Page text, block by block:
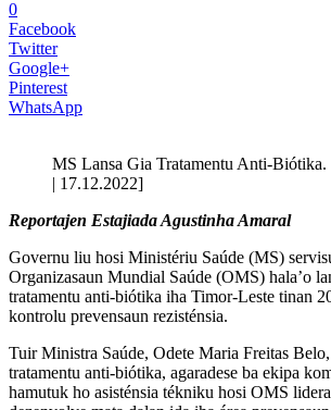
0
Facebook
Twitter
Google+
Pinterest
WhatsApp
MS Lansa Gia Tratamentu Anti-Biótika.
| 17.12.2022]
Reportajen Estajiada Agustinha Amaral
Governu liu hosi Ministériu Saúde (MS)
Organizasaun Mundial Saúde (OMS) hala’o
tratamentu anti-biótika iha Timor-Leste tinan
kontrolu prevensaun rezisténsia.
Tuir Ministra Saúde, Odete Maria Freitas
tratamentu anti-biótika, agaradese ba ekipa
hamutuk ho asisténsia tékniku hosi OMS